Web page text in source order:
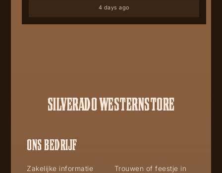
4 days ago
SILVERADO WESTERNSTORE
ONS BEDRIJF
Zakelijke informatie
Trouwen of feestje in